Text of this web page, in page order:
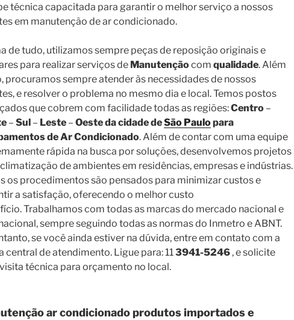
técnica capacitada para garantir o melhor serviço a nossos
em manutenção de ar condicionado.
de tudo, utilizamos sempre peças de reposição originais e
para realizar serviços de Manutençãocom qualidade. Além
procuramos sempre atender às necessidades de nossos
e resolver o problema no mesmo dia e local. Temos postos
que cobrem com facilidade todas as regiões:Centro –
– Sul – Leste – Oeste da cidade deSão Paulopara
de Ar Condicionado. Além de contar com uma equipe
rápida na busca por soluções, desenvolvemos projetos
de ambientes em residências, empresas e indústrias.
os procedimentos são pensados para minimizar custos e
a satisfação, oferecendo o melhor custo
Trabalhamos com todas as marcas do mercado nacional e
sempre seguindo todas as normas do Inmetro e ABNT.
se você ainda estiver na dúvida, entre em contato com a
central de atendimento. Ligue para: 113941-5246 , e solicite
técnica para orçamento no local.
ar condicionado produtos importados e